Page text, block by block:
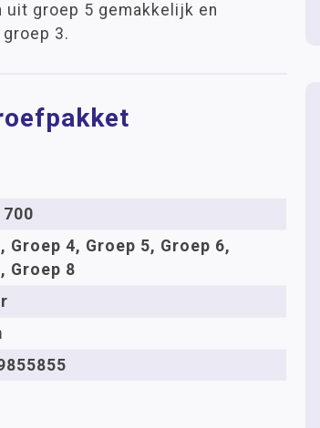
groep 5 gemakkelijk en
3.
Groep 4, Groep 5, Groep 6,
Groep 8